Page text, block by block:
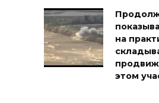
на
этом